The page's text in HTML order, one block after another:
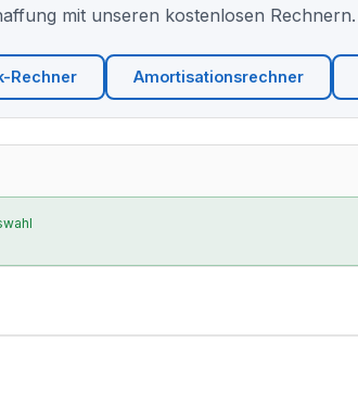
mit unseren kostenlosen Rechnern.
Rechner Amortisationsrechner